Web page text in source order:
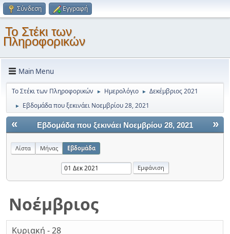
Σύνδεση Εγγραφή
Το Στέκι των
Πληροφορικών
Main Menu
Το Στέκι των Πληροφορικών ► Ημερολόγιο ► Δεκέμβριος 2021
► Εβδομάδα που ξεκινάει Νοεμβρίου 28, 2021
« »
Εβδομάδα που ξεκινάει Νοεμβρίου 28, 2021
Λίστα Μήνας Εβδομάδα
Νοέμβριος
Κυριακή - 28